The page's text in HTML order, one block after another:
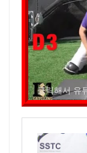
클릭해서 유